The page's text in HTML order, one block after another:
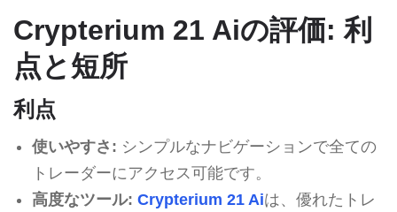
Crypterium 21 Aiの評価: 利
点と短所
利点
使いやすさ: シンプルなナビゲーションで全ての
トレーダーにアクセス可能です。
高度なツール: Crypterium 21 Aiは、優れたトレ